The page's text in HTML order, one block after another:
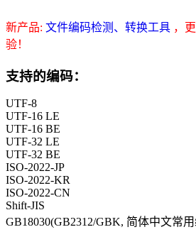
新产品: 文件编码检测、转换工具 ，
验！
支持的编码：
UTF-8
UTF-16 LE
UTF-16 BE
UTF-32 LE
UTF-32 BE
ISO-2022-JP
ISO-2022-KR
ISO-2022-CN
Shift-JIS
GB18030(GB2312/GBK, 简体中文常